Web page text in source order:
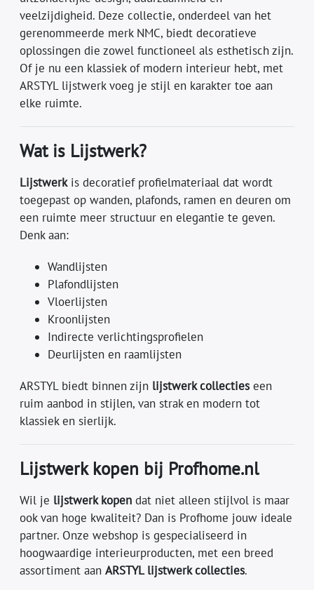
veelzijdigheid. Deze collectie, onderdeel van het
gerenommeerde merk NMC, biedt decoratieve
oplossingen die zowel functioneel als esthetisch zijn.
Of je nu een klassiek of modern interieur hebt, met
ARSTYL lijstwerk voeg je stijl en karakter toe aan
elke ruimte.
Wat is Lijstwerk?
Lijstwerkis decoratief profielmateriaal dat wordt
toegepast op wanden, plafonds, ramen en deuren om
een ruimte meer structuur en elegantie te geven.
Denk aan:
Wandlijsten
Plafondlijsten
Vloerlijsten
Kroonlijsten
Indirecte verlichtingsprofielen
Deurlijsten en raamlijsten
ARSTYL biedt binnen zijn lijstwerk collecties een
ruim aanbod in stijlen, van strak en modern tot
klassiek en sierlijk.
Lijstwerk kopen bij Profhome.nl
Wil je lijstwerk kopen dat niet alleen stijlvol is maar
ook van hoge kwaliteit? Dan is Profhome jouw ideale
partner. Onze webshop is gespecialiseerd in
hoogwaardige interieurproducten, met een breed
assortiment aanARSTYL lijstwerk collecties.